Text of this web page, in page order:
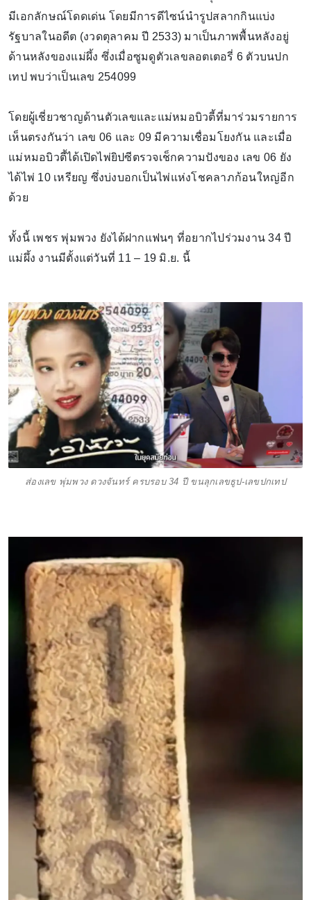
มีเอกลักษณ์โดดเด่น โดยมีการดีไซน์นำรูปสลากกินแบ่ง
รัฐบาลในอดีต (งวดตุลาคม ปี 2533) มาเป็นภาพพื้นหลังอยู่
ด้านหลังของแม่ผึ้ง ซึ่งเมื่อซูมดูตัวเลขลอตเตอรี่ 6 ตัวบนปก
เทป พบว่าเป็นเลข 254099
โดยผู้เชี่ยวชาญด้านตัวเลขและแม่หมอบิวตี้ที่มาร่วมรายการ
เห็นตรงกันว่า เลข 06 และ 09 มีความเชื่อมโยงกัน และเมื่อ
แม่หมอบิวตี้ได้เปิดไพ่ยิปซีตรวจเช็กความปังของ เลข 06 ยัง
ได้ไพ่ 10 เหรียญ ซึ่งบ่งบอกเป็นไพ่แห่งโชคลาภก้อนใหญ่อีก
ด้วย
ทั้งนี้ เพชร พุ่มพวง ยังได้ฝากแฟนๆ ที่อยากไปร่วมงาน 34 ปี
แม่ผึ้ง งานมีตั้งแต่วันที่ 11 – 19 มิ.ย. นี้
ส่องเลข พุ่มพวง ดวงจันทร์ ครบรอบ 34 ปี ขนลุกเลขธูป-เลขปกเทป